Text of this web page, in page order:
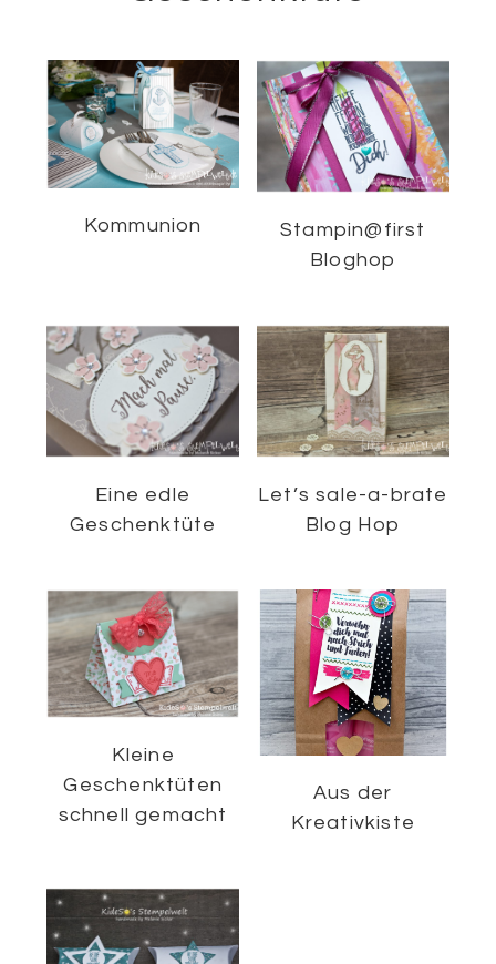
Kommunion
Stampin@first
Bloghop
Eine edle
Geschenktüte
Let’s sale-a-brate
Blog Hop
Kleine
Geschenktüten
schnell gemacht
Aus der
Kreativkiste